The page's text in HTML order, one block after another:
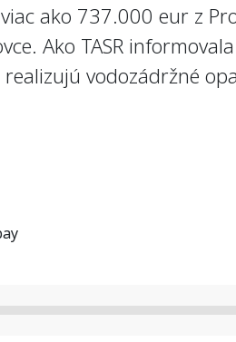
ako 737.000 eur z
Ako TASR
vodozádržné